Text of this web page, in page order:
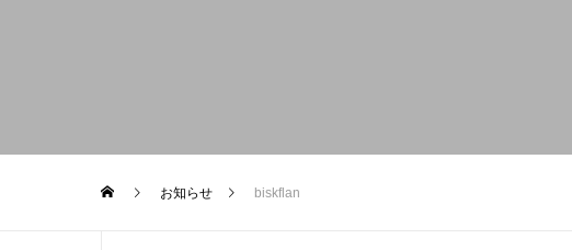
お知らせ biskflan